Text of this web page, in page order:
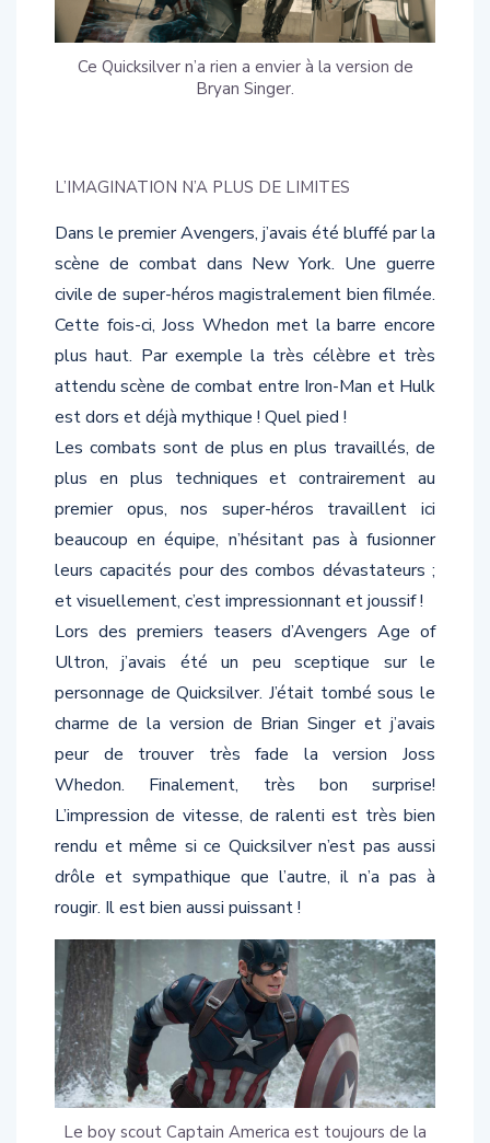
Ce Quicksilver n’a rien a envier à la version de
Bryan Singer.
scène de combat dans New York. Une guerre
civile de super-héros magistralement bien filmée.
Cette fois-ci, Joss Whedon met la barre encore
plus haut. Par exemple la très célèbre et très
attendu scène de combat entre Iron-Man et Hulk
est dors et déjà mythique ! Quel pied !
Les combats sont de plus en plus travaillés, de
plus en plus techniques et contrairement au
premier opus, nos super-héros travaillent ici
beaucoup en équipe, n’hésitant pas à fusionner
leurs capacités pour des combos dévastateurs ;
et visuellement, c’est impressionnant et joussif !
Lors des premiers teasers d’Avengers Age of
Ultron, j’avais été un peu sceptique sur le
personnage de Quicksilver. J’était tombé sous le
charme de la version de Brian Singer et j’avais
peur de trouver très fade la version Joss
Whedon. Finalement, très bon surprise!
L’impression de vitesse, de ralenti est très bien
rendu et même si ce Quicksilver n’est pas aussi
drôle et sympathique que l’autre, il n’a pas à
rougir. Il est bien aussi puissant !
Le boy scout Captain America est toujours de la
partie pour guider ses troupes.